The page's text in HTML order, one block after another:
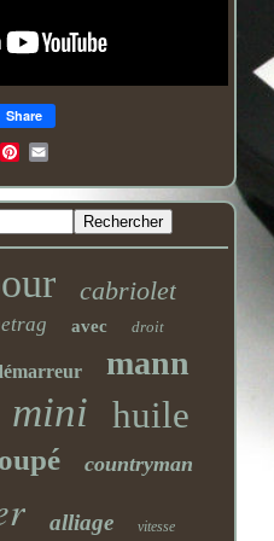
Share
cabriolet
avec droit
mann
mini huile
countryman
alliage vitesse